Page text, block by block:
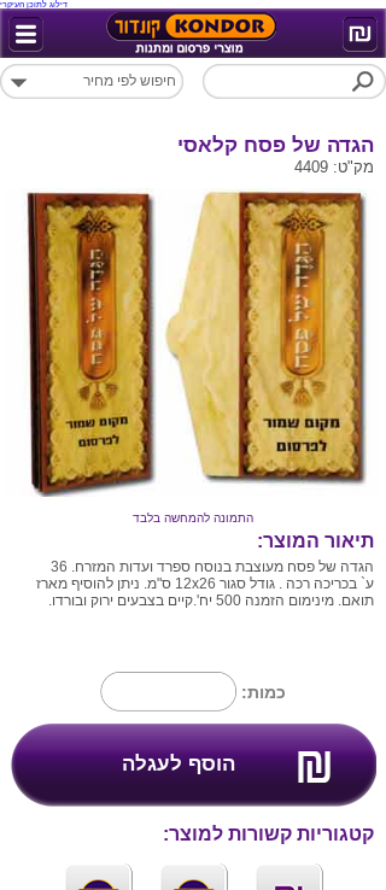
דילוג לתוכן העיקרי
הגדה של פסח קלאסי
מק"ט: 4409
התמונה להמחשה בלבד
תיאור המוצר:
הגדה של פסח מעוצבת בנוסח ספרד ועדות המזרח. 36
ע` בכריכה רכה . גודל סגור 12x26 ס"מ. ניתן להוסיף מארז
תואם. מינימום הזמנה 500 יח'.קיים בצבעים ירוק ובורדו.
כמות:
קטגוריות קשורות למוצר: